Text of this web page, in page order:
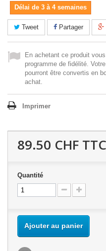
Délai de 3 à 4 semaines
Tweet Partager
En achetant ce produit
programme de fidélité.
pourront être convertis en
achat.
Imprimer
89.50 CHF TTC
Quantité
Ajouter au panier